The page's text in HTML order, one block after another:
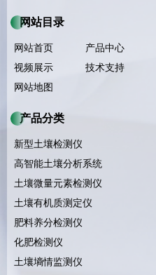
网站目录
网站首页 产品中心
视频展示
技术支持
网站地图
产品分类
新型土壤检测仪
高智能土壤分析系统
土壤微量元素检测仪
土壤有机质测定仪
肥料养分检测仪
化肥检测仪
土壤墒情监测仪